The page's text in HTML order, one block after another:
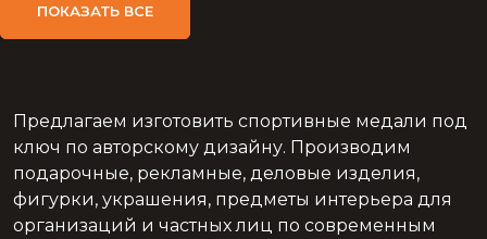
уникальные медали
медали для спортсменов
медали с надписью
медали оригинальной формы
медаль спортивная
медаль национальный
ПОКАЗАТЬ ВСЕ
Предлагаем изготовить спортивные медали под
ключ по авторскому дизайну. Производим
подарочные, рекламные, деловые изделия,
фигурки, украшения, предметы интерьера для
организаций и частных лиц по современным